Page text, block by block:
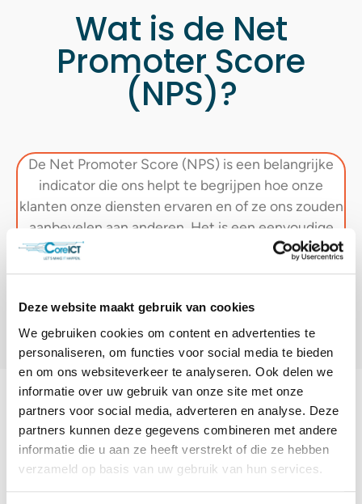
Deze website maakt gebruik van cookies
We gebruiken cookies om content en advertenties te
personaliseren, om functies voor social media te bieden
en om ons websiteverkeer te analyseren. Ook delen we
informatie over uw gebruik van onze site met onze
partners voor social media, adverteren en analyse. Deze
partners kunnen deze gegevens combineren met andere
informatie die u aan ze heeft verstrekt of die ze hebben
verzameld op basis van uw gebruik van hun services.
Wat is de Net
Promoter Score
(NPS)?
De Net Promoter Score (NPS) is een belangrijke
indicator die ons helpt te begrijpen hoe onze
klanten onze diensten ervaren en of ze ons zouden
aanbevelen aan anderen. Het is een eenvoudige
maar krachtige manier om inzicht te krijgen in hun
Core ICT's NPS